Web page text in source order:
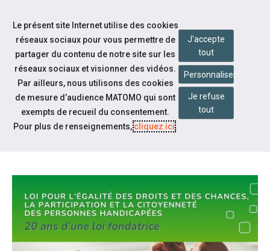
Aller au contenu
Notre actualité
20 ANS DE LA « LOI HANDICAP »
Le présent site Internet utilise des cookies
réseaux sociaux pour vous permettre de
partager du contenu de notre site sur les
réseaux sociaux et visionner des vidéos.
Par ailleurs, nous utilisons des cookies
de mesure d’audience MATOMO qui sont
exempts de recueil du consentement.
Pour plus de renseignements,cliquez ici.
J'accepte
tout
Personnaliser
Je refuse
tout